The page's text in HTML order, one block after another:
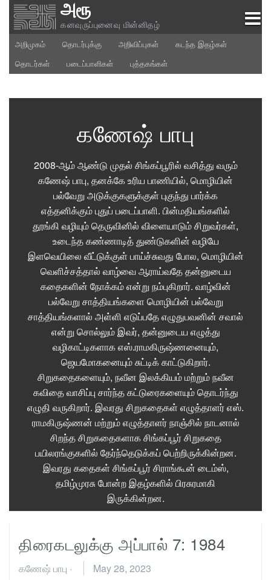
Skip
content
அரூ
கனவுருப்புனைவு மின்னிதழ்
அறிமுகம் தொடர்புக்கு அறிவிப்புகள்
கடந்த இதழ்கள்
தொடர்கள்
படைப்பாளிகள் புத்தகங்கள்
கணேஷ் பாபு
2008-ஆம் ஆண்டு முதல் சிங்கப்பூரில் வசித்து வரும்
கணேஷ் பாபு, தனக்கே உரிய பாணியில், மொழியின்
பல்வேறு அடுக்குகளுக்குள் புகுந்து பார்க்க
எத்தனிக்கும் புதுப் படைப்பாளி. பின்மதியங்களில்
தூங்கி வழியும் தெருவினில் விளையாடும் சிறுவர்கள்,
உடைந்த கண்ணாடித் துண்டுகளின் வழியே
இளவெயிலை வீட்டுக்குள் பாய்ச்சுவது போல, மொழியின்
வெளிச்சத்தால் வாழ்வை ஆராய்வதே தன்னுடைய
கதைகளின் நோக்கம் என்று நம்புகிறார். வாழ்வின்
பல்வேறு சாத்தியங்களை மொழியின் பல்வேறு
சாத்தியங்களால் அள்ளி எடுப்பதே எழுதுபவனின் சவால்
என்று சொல்லும் இவர், தன்னுடைய எழுத்து
வழிகாட்டிகளாக எஸ்.ராமகிருஷ்ணனையும்,
ஜெயமோகனையும் சுட்டிக் காட்டுகிறார்.
சிறுகதைகளையும், நவீன இலக்கியம் மற்றும் நவீன
கவிதை வாசிப்பு சார்ந்த கட்டுரைகளையும் தொடர்ந்து
எழுதி வருகிறார். இவரது சிறுகதைகள் எழுத்தாளர் எஸ்.
ராமகிருஷ்ணன் மற்றும் எழுத்தாளர் நாஞ்சில் நாடனால்
சிறந்த சிறுகதைகளாக சிங்கப்பூர் சிறுகதை
பயிலரங்குகளில் தேர்ந்தெடுக்கப் பெற்றிருக்கின்றன.
இவரது கதைகள் சிங்கப்பூர் சிராங்கூன் டைம்ஸ்,
தமிழ்முரசு போன்ற இதழ்களில் பிரசுரமாகி
இருக்கின்றன.
திரைகடலுக்கு அப்பால் 7: 1984
கணேஷ் பாபு ·
May 28, 2023